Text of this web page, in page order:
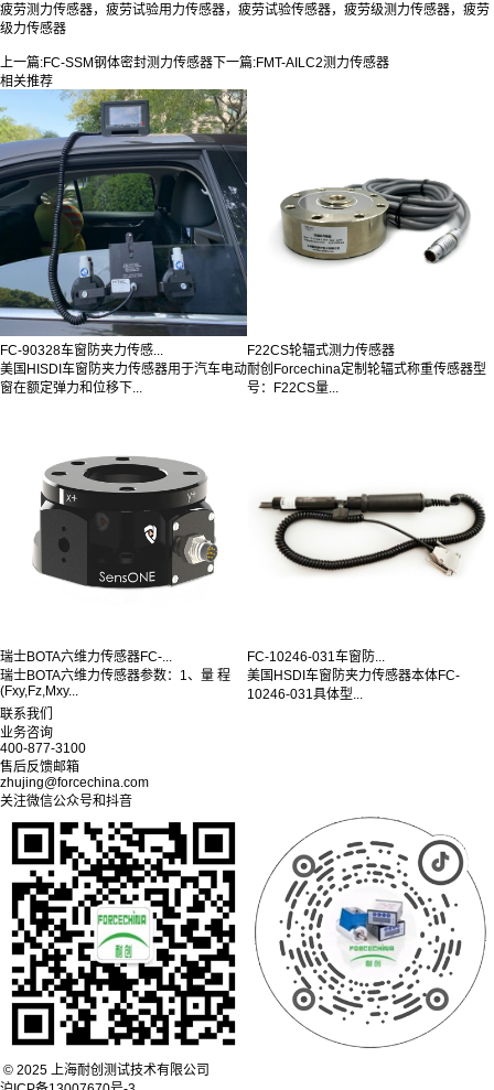
疲劳测力传感器，疲劳试验用力传感器，疲劳试验传感器，疲劳级测力传感器，疲劳
级力传感器
上一篇:FC-SSM钢体密封测力传感器 下一篇:FMT-AILC2测力传感器
相关推荐
FC-90328车窗防夹力传感...
美国HISDI车窗防夹力传感器用于汽车电动
窗在额定弹力和位移下...
F22CS轮辐式测力传感器
耐创Forcechina定制轮辐式称重传感器型
号：F22CS量...
瑞士BOTA六维力传感器FC-...
瑞士BOTA六维力传感器参数：1、量 程
(Fxy,Fz,Mxy...
FC-10246-031车窗防...
美国HSDI车窗防夹力传感器本体FC-
10246-031具体型...
联系我们
业务咨询
400-877-3100
售后反馈邮箱
zhujing@forcechina.com
关注微信公众号和抖音
© 2025 上海耐创测试技术有限公司